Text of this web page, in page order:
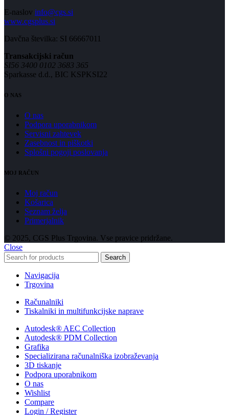
E-naslov info@cgs.si
www.cgsplus.si
Davčna številka: SI 66667011
Transakcijski račun
SI56 3400 0102 3683 365
Sparkasse d.d., BIC KSPKSI22
O NAS
O nas
Podpora uporabnikom
Servisni zahtevek
Zasebnost in piškotki
Splošni pogoji poslovanja
MOJ RAČUN
Moj račun
Košarica
Seznam želja
Primerjalnik
© 2025, CGS Plus Trgovina. Vse pravice pridržane.
Close
Search
Navigacija
Trgovina
Računalniki
Tiskalniki in multifunkcijske naprave
Autodesk® AEC Collection
Autodesk® PDM Collection
Grafika
Specializirana računalniška izobraževanja
3D tiskanje
Podpora uporabnikom
O nas
Wishlist
Compare
Login / Register